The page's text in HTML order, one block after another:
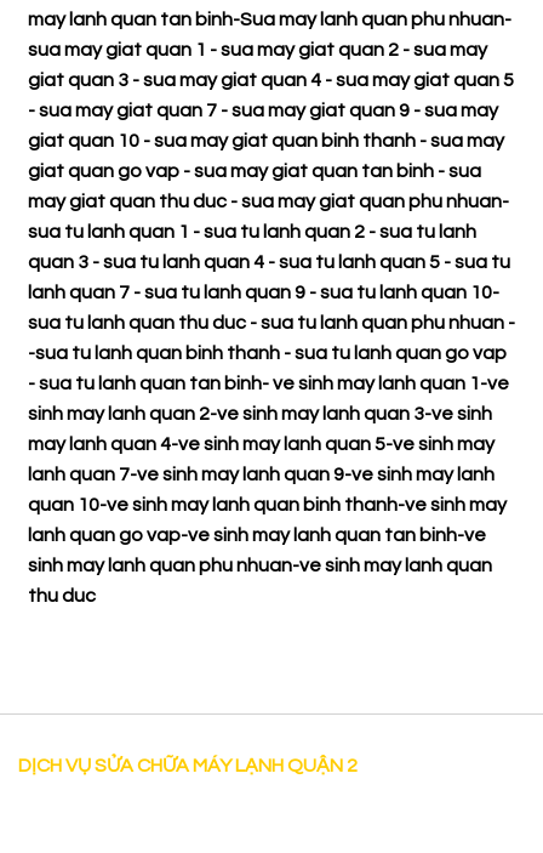
may lanh quan tan binh-Sua may lanh quan phu nhuan-
sua may giat quan 1 -sua may giat quan 2 -sua may
giat quan 3 -sua may giat quan 4 -sua may giat quan 5
-sua may giat quan 7 -sua may giat quan 9 -sua may
giat quan 10 -sua may giat quan binh thanh -sua may
giat quan go vap -sua may giat quan tan binh -sua
may giat quan thu duc -sua may giat quan phu nhuan-
sua tu lanh quan 1 -sua tu lanh quan 2 -sua tu lanh
quan 3 -sua tu lanh quan 4 -sua tu lanh quan 5 -sua tu
lanh quan 7 -sua tu lanh quan 9 -sua tu lanh quan 10-
sua tu lanh quan thu duc -sua tu lanh quan phu nhuan -
-sua tu lanh quan binh thanh -sua tu lanh quan go vap
-sua tu lanh quan tan binh-ve sinh may lanh quan 1-ve
sinh may lanh quan 2-ve sinh may lanh quan 3-ve sinh
may lanh quan 4-ve sinh may lanh quan 5-ve sinh may
lanh quan 7-ve sinh may lanh quan 9-ve sinh may lanh
quan 10-ve sinh may lanh quan binh thanh-ve sinh may
lanh quan go vap-ve sinh may lanh quan tan binh-ve
sinh may lanh quan phu nhuan-ve sinh may lanh quan
thu duc
DỊCH VỤ SỬA CHỮA MÁY LẠNH QUẬN 2